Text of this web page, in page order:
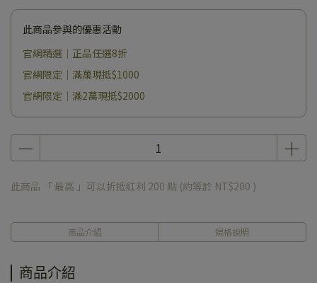
此商品參與的優惠活動
官網精選｜正品任選8折
官網限定｜滿萬現抵$1000
官網限定｜滿2萬現抵$2000
此商品 「 最高 」可以折抵紅利 200 點 (約等於 NT$200 )
商品介紹 規格說明
商品介紹